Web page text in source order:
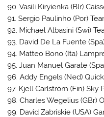
90. Vasili Kiryienka (Blr)
91. Sergio Paulinho (Por)
92. Michael Albasini (Swi)
93. David De La Fuente
94. Matteo Bono (Ita)
95. Juan Manuel Garate
96. Addy Engels (Ned)
97. Kjell Carlström (Fin) Sky
98. Charles Wegelius (GBr)
99. David Zabriskie (USA)